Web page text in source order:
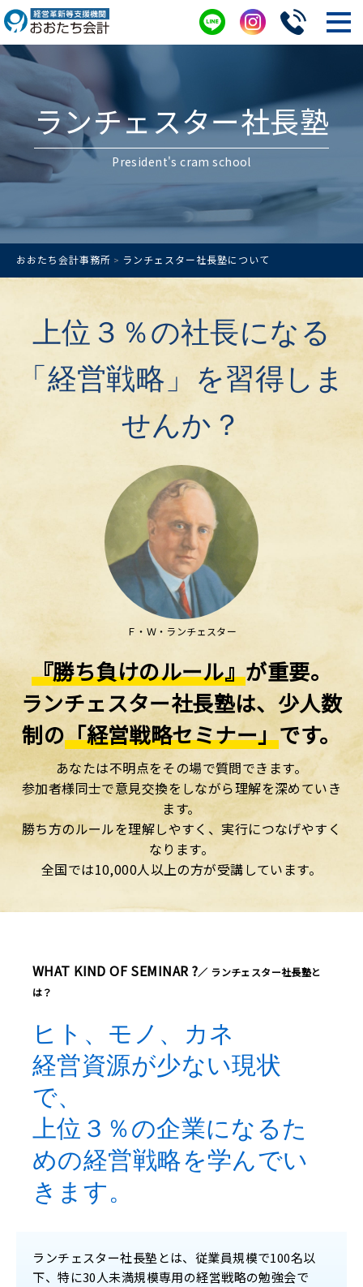
ランチェスター社長塾
President's cram school
おおたち会計事務所 > ランチェスター社長塾について
上位３％の社長になる
「経営戦略」を習得しま
せんか？
Ｆ・Ｗ・ランチェスター
『勝ち負けのルール』が重要。
ランチェスター社長塾は、少人数
制の「経営戦略セミナー」です。
あなたは不明点をその場で質問できます。
参加者様同士で意見交換をしながら理解を深めていき
ます。
勝ち方のルールを理解しやすく、実行につなげやすく
なります。
全国では10,000人以上の方が受講しています。
WHAT KIND OF SEMINAR ?／ ランチェスター社長塾と
は？
ヒト、モノ、カネ
経営資源が少ない現状
で、
上位３％の企業になるた
めの経営戦略を学んでい
きます。
ランチェスター社長塾とは、従業員規模で100名以
下、特に30人未満規模専用の経営戦略の勉強会で